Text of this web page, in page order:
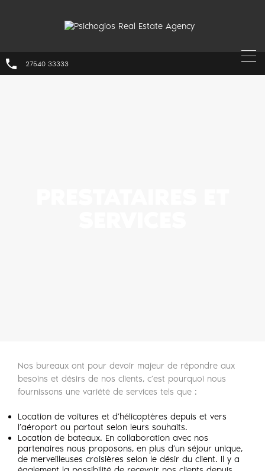
27540 33333
Nos bureaux ont pour devoir majeur de répondre aux
besoins et désirs de nos clients, c’est pourquoi nous
fournissons une variété de services tels que :
Location de voitures et d’hélicoptères depuis et vers
l’aéroport ou partout selon leurs souhaits.
Location de bateaux. En collaboration avec nos
partenaires nous proposons, en plus d’un séjour unique,
de merveilleuses croisières selon le désir du client. Il y a